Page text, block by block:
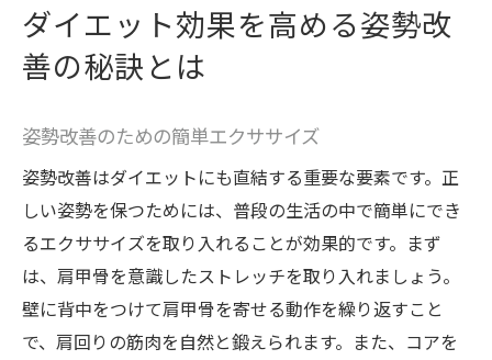
ダイエット効果を高める姿勢改
善の秘訣とは
姿勢改善のための簡単エクササイズ
姿勢改善はダイエットにも直結する重要な要素です。正
しい姿勢を保つためには、普段の生活の中で簡単にでき
るエクササイズを取り入れることが効果的です。まず
は、肩甲骨を意識したストレッチを取り入れましょう。
壁に背中をつけて肩甲骨を寄せる動作を繰り返すこと
で、肩回りの筋肉を自然と鍛えられます。また、コアを